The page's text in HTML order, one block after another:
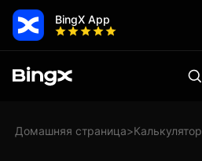
BingX App
Домашняя страница>Калькулятор